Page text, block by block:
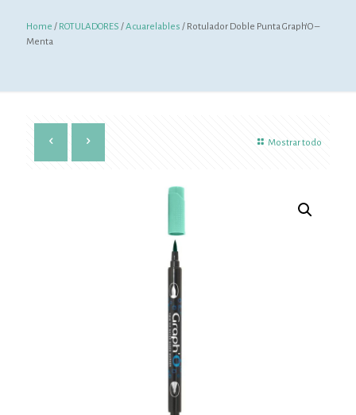
Home / ROTULADORES /Acuarelables / Rotulador Doble Punta Graph’O –
Menta
Mostrar todo